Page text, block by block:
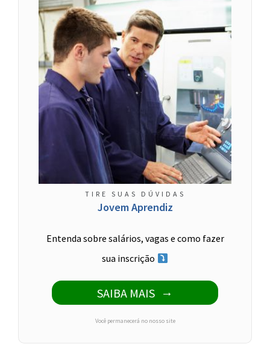
TIRE SUAS DÚVIDAS
Jovem Aprendiz
Entenda sobre salários, vagas e como fazer
sua inscrição
SAIBA MAIS
Você permanecerá no nosso site